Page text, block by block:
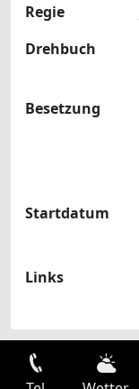
Regie
Drehbuch
Besetzung
Startdatum
Links